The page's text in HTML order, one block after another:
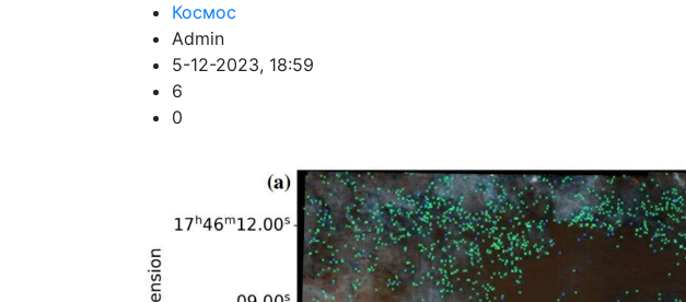
Космос
Admin
5-12-2023, 18:59
6
0